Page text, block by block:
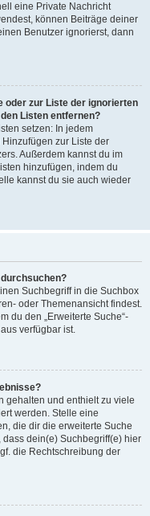
eine Private Nachricht
können Beiträge deiner
Benutzer ignorierst, dann
oder zur Liste der ignorierten
Listen entfernen?
setzen: In jedem
zur Liste der
Außerdem kannst du im
hinzufügen, indem du
kannst du sie auch wieder
Suchbegriff in die Suchbox
oder Themenansicht findest.
du den „Erweiterte Suche“-
verfügbar ist.
gehalten und enthielt zu viele
werden. Stelle eine
die dir die erweiterte Suche
dein(e) Suchbegriff(e) hier
die Rechtschreibung der